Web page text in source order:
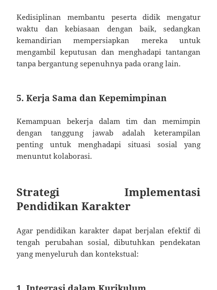
Kedisiplinan membantu peserta didik mengatur
waktu dan kebiasaan dengan baik, sedangkan
kemandirian mempersiapkan mereka untuk
mengambil keputusan dan menghadapi tantangan
tanpa bergantung sepenuhnya pada orang lain.
5.Kerja Sama dan Kepemimpinan
Kemampuan bekerja dalam tim dan memimpin
dengan tanggung jawab adalah keterampilan
penting untuk menghadapi situasi sosial yang
menuntut kolaborasi.
Strategi Implementasi
Pendidikan Karakter
Agar pendidikan karakter dapat berjalan efektif di
tengah perubahan sosial, dibutuhkan pendekatan
yang menyeluruh dan kontekstual: